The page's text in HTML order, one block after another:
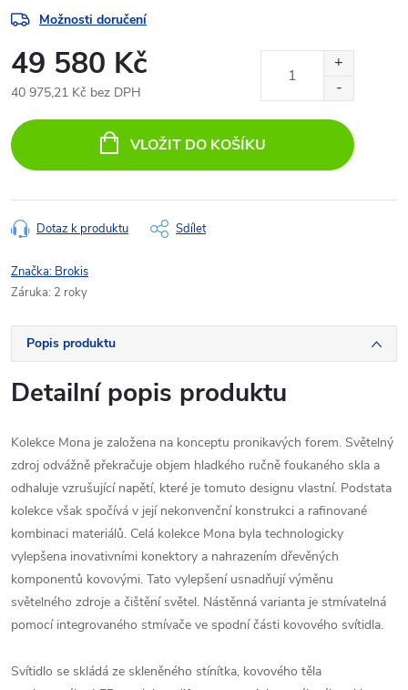
Možnosti doručení
49 580 Kč
40 975,21 Kč bez DPH
cena:
VLOŽIT DO KOŠÍKU
Dotaz k produktu Sdílet
Značka: Brokis
Záruka: 2 roky
Popis produktu
Detailní popis produktu
Kolekce Mona je založena na konceptu pronikavých forem. Světelný
zdroj odvážně překračuje objem hladkého ručně foukaného skla a
odhaluje vzrušující napětí, které je tomuto designu vlastní. Podstata
kolekce však spočívá v její nekonvenční konstrukci a rafinované
kombinaci materiálů. Celá kolekce Mona byla technologicky
vylepšena inovativními konektory a nahrazením dřevěných
komponentů kovovými. Tato vylepšení usnadňují výměnu
světelného zdroje a čištění světel. Nástěnná varianta je stmívatelná
pomocí integrovaného stmívače ve spodní části kovového svítidla.
Svítidlo se skládá ze skleněného stínítka, kovového těla